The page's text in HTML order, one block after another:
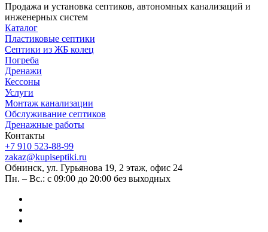
Продажа и установка септиков, автономных канализаций и
инженерных систем
Каталог
Пластиковые септики
Септики из ЖБ колец
Погреба
Дренажи
Кессоны
Услуги
Монтаж канализации
Обслуживание септиков
Дренажные работы
Контакты
+7 910 523-88-99
zakaz@kupiseptiki.ru
Обнинск, ул. Гурьянова 19, 2 этаж, офис 24
Пн. – Вс.: с 09:00 до 20:00 без выходных